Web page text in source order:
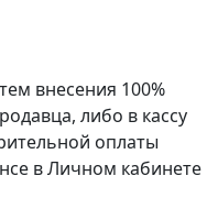
внесения 100%
либо в кассу
оплаты
в Личном кабинете